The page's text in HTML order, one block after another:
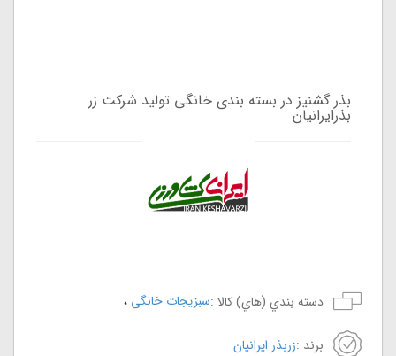
بذر گشنیز در بسته بندی خانگی تولید شرکت زر
بذرایرانیان
دسته بندي (هاي) کالا :سبزیجات خانگی ،
برند :زربذر ایرانیان